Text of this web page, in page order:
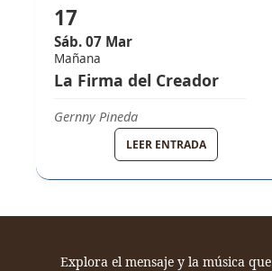
17
Sáb. 07 Mar
Mañana
La Firma del Creador
Gernny Pineda
LEER ENTRADA
Explora el mensaje y la música que